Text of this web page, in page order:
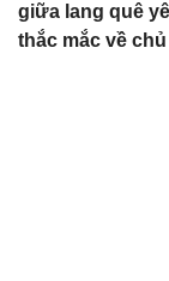
giữa lang quê
thắc mắc về